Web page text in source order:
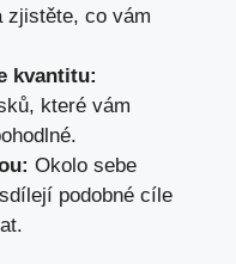
zjistěte, co vám
kvantitu:
které vám
Okolo sebe
podobné cíle